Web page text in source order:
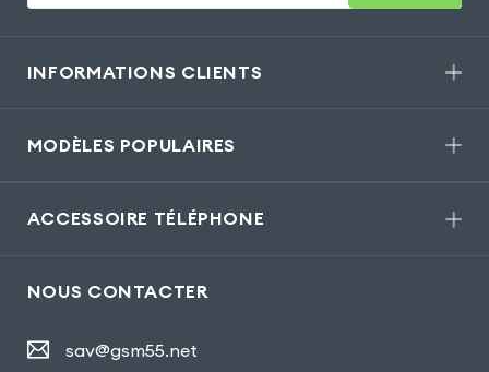
INFORMATIONS CLIENTS
MODÈLES POPULAIRES
ACCESSOIRE TÉLÉPHONE
NOUS CONTACTER
sav@gsm55.net